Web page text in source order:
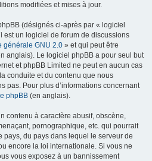
modifiées et mises à jour.
(désignés ci-après par « logiciel
est un logiciel de forum de discussions
générale GNU 2.0 » et qui peut être
anglais). Le logiciel phpBB a pour seul but
et phpBB Limited ne peut en aucun cas
conduite et du contenu que nous
pas. Pour plus d’informations concernant
phpBB (en anglais).
contenu à caractère abusif, obscène,
pornographique, etc. qui pourrait
pays, du pays dans lequel le serveur de
encore la loi internationale. Si vous ne
vous exposez à un bannissement